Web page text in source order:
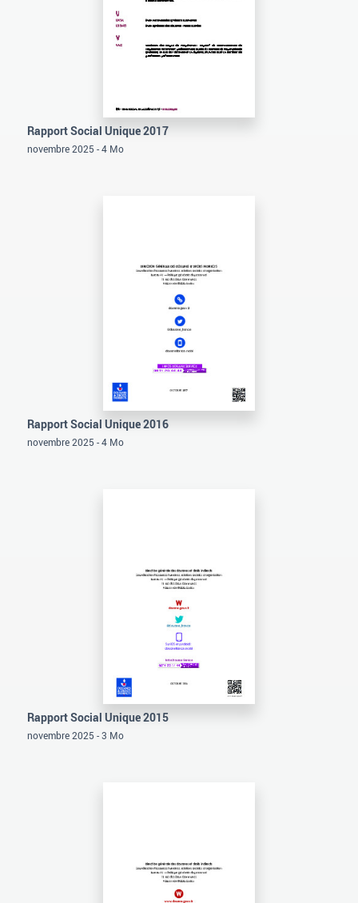
Rapport Social Unique 2017
novembre 2025 - 4 Mo
Rapport Social Unique 2016
novembre 2025 - 4 Mo
Rapport Social Unique 2015
novembre 2025 - 3 Mo